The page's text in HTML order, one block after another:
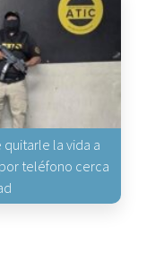
quitarle la vida a
teléfono cerca